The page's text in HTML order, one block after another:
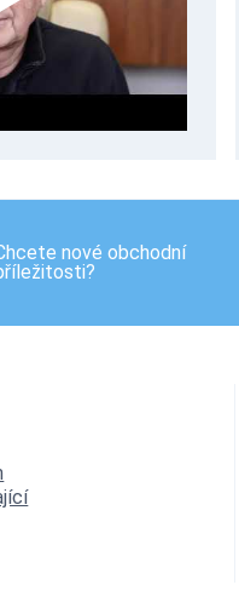
nové obchodní